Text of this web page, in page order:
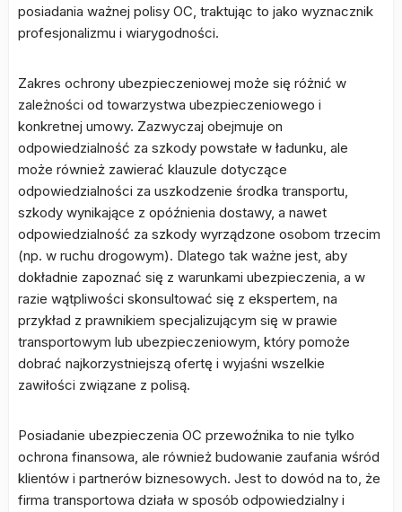
posiadania ważnej polisy OC, traktując to jako wyznacznik
profesjonalizmu i wiarygodności.
Zakres ochrony ubezpieczeniowej może się różnić w
zależności od towarzystwa ubezpieczeniowego i
konkretnej umowy. Zazwyczaj obejmuje on
odpowiedzialność za szkody powstałe w ładunku, ale
może również zawierać klauzule dotyczące
odpowiedzialności za uszkodzenie środka transportu,
szkody wynikające z opóźnienia dostawy, a nawet
odpowiedzialność za szkody wyrządzone osobom trzecim
(np. w ruchu drogowym). Dlatego tak ważne jest, aby
dokładnie zapoznać się z warunkami ubezpieczenia, a w
razie wątpliwości skonsultować się z ekspertem, na
przykład z prawnikiem specjalizującym się w prawie
transportowym lub ubezpieczeniowym, który pomoże
dobrać najkorzystniejszą ofertę i wyjaśni wszelkie
zawiłości związane z polisą.
Posiadanie ubezpieczenia OC przewoźnika to nie tylko
ochrona finansowa, ale również budowanie zaufania wśród
klientów i partnerów biznesowych. Jest to dowód na to, że
firma transportowa działa w sposób odpowiedzialny i